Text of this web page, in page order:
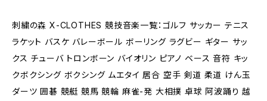
刺繍の森 X-CLOTHES 競技音楽一覧：ゴルフ サッカー テニス
ラケット バスケ バレーボール ボーリング ラグビー ギター サッ
クス チューバ トロンボーン バイオリン ピアノ ベース 音符 キッ
クボクシング ボクシング ムエタイ 居合 空手 剣道 柔道 けん玉
ダーツ 囲碁 競艇 競馬 競輪 麻雀-発 大相撲 卓球 阿波踊り 越